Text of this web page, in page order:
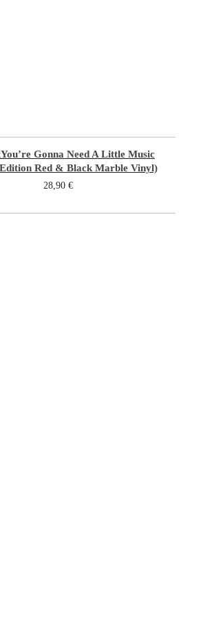
You’re Gonna Need A Little Music
Red & Black Marble Vinyl)
28,90 €